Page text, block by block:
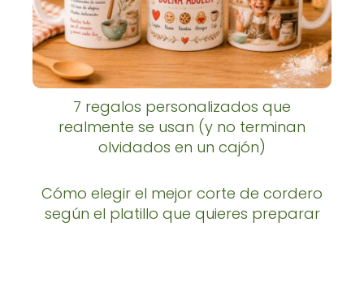
7 regalos personalizados que
realmente se usan (y no terminan
olvidados en un cajón)
Cómo elegir el mejor corte de cordero
según el platillo que quieres preparar